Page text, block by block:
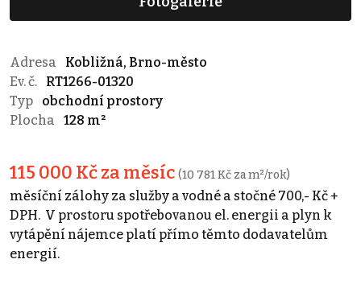
Adresa
Kobližná, Brno-město
Ev. č.
RT1266-01320
Typ
obchodní prostory
Plocha
128 m²
115 000 Kč za měsíc (10 781 Kč za m²/rok)
měsíční zálohy za služby a vodné a stočné 700,- Kč +
DPH. V prostoru spotřebovanou el. energii a plyn k
vytápění nájemce platí přímo těmto dodavatelům
energií.